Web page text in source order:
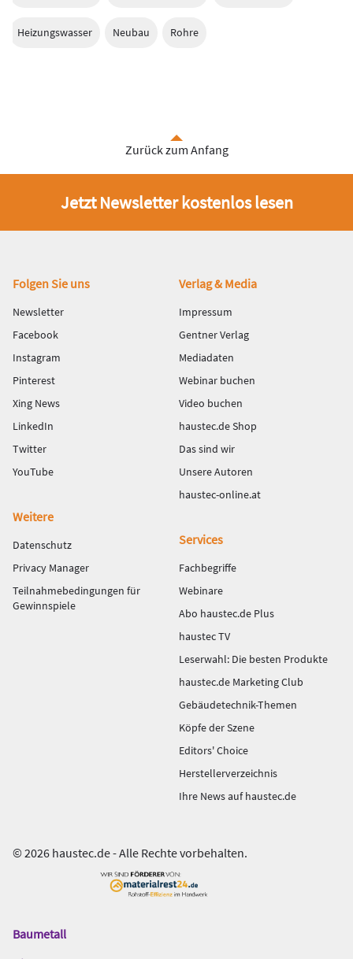
Heizungswasser Neubau Rohre
Zurück zum Anfang
Jetzt Newsletter kostenlos lesen
Fußbereich
Folgen Sie uns
Newsletter
Facebook
Instagram
Pinterest
Xing News
LinkedIn
Twitter
YouTube
Verlag & Media
Impressum
Gentner Verlag
Mediadaten
Webinar buchen
Video buchen
haustec.de Shop
Das sind wir
Unsere Autoren
haustec-online.at
Weitere
Datenschutz
Privacy Manager
Teilnahmebedingungen für
Gewinnspiele
Services
Fachbegriffe
Webinare
Abo haustec.de Plus
haustec TV
Leserwahl: Die besten Produkte
haustec.de Marketing Club
Gebäudetechnik-Themen
Köpfe der Szene
Editors' Choice
Herstellerverzeichnis
Ihre News auf haustec.de
© 2026 haustec.de - Alle Rechte vorbehalten.
Das
Baumetall